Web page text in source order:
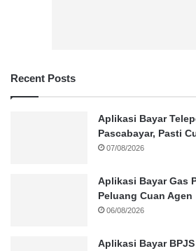
Recent Posts
Aplikasi Bayar
Pascabayar, Pasti
07/08/2026
Aplikasi Bayar Gas
Peluang Cuan Agen
06/08/2026
Aplikasi Bayar